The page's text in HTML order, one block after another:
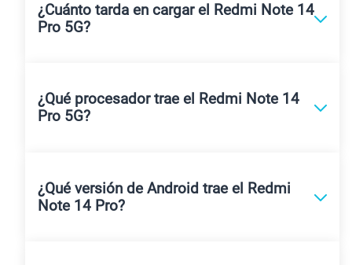
¿Cuánto tarda en cargar el Redmi Note 14
Pro 5G?
¿Qué procesador trae el Redmi Note 14
Pro 5G?
¿Qué versión de Android trae el Redmi
Note 14 Pro?